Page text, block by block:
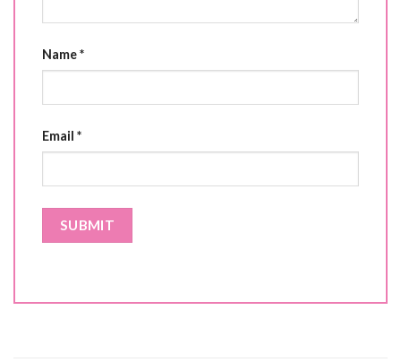
Name*
Email *